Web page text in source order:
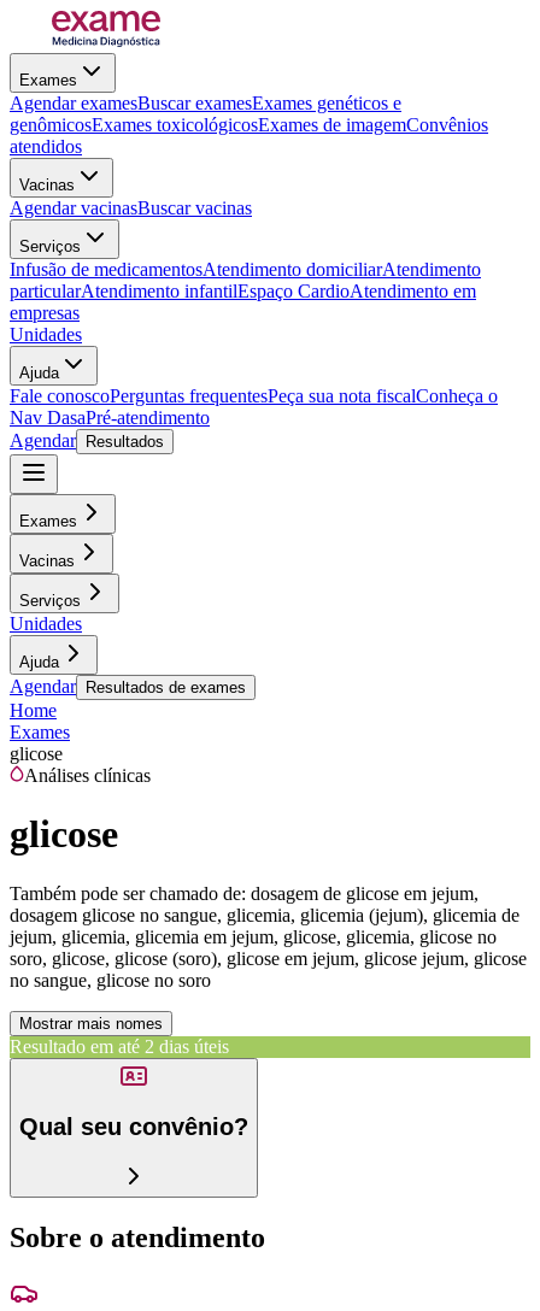
Exames
Agendar examesBuscar examesExames genéticos e
genômicosExames toxicológicosExames de imagemConvênios
atendidos
Vacinas
Agendar vacinasBuscar vacinas
Serviços
Infusão de medicamentosAtendimento domiciliarAtendimento
particularAtendimento infantilEspaço CardioAtendimento em
empresas
Unidades
Ajuda
Fale conoscoPerguntas frequentesPeça sua nota fiscalConheça o
Nav DasaPré-atendimento
Agendar
Resultados
Exames
Vacinas
Serviços
Unidades
Ajuda
Agendar Resultados de exames
Home
Exames
glicose
Análises clínicas
glicose
Também pode ser chamado de: dosagem de glicose em jejum,
dosagem glicose no sangue, glicemia, glicemia (jejum), glicemia de
jejum, glicemia, glicemia em jejum, glicose, glicemia, glicose no
soro, glicose, glicose (soro), glicose em jejum, glicose jejum, glicose
no sangue, glicose no soro
Mostrar mais nomes
Resultado em até 2 dias úteis
Qual seu convênio?
Sobre o atendimento